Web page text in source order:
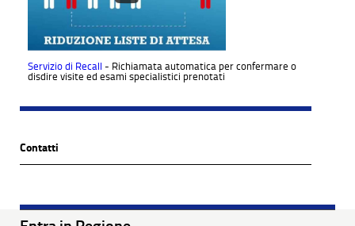
Servizio di Recall - Richiamata automatica per confermare o
disdire visite ed esami specialistici prenotati
Contatti